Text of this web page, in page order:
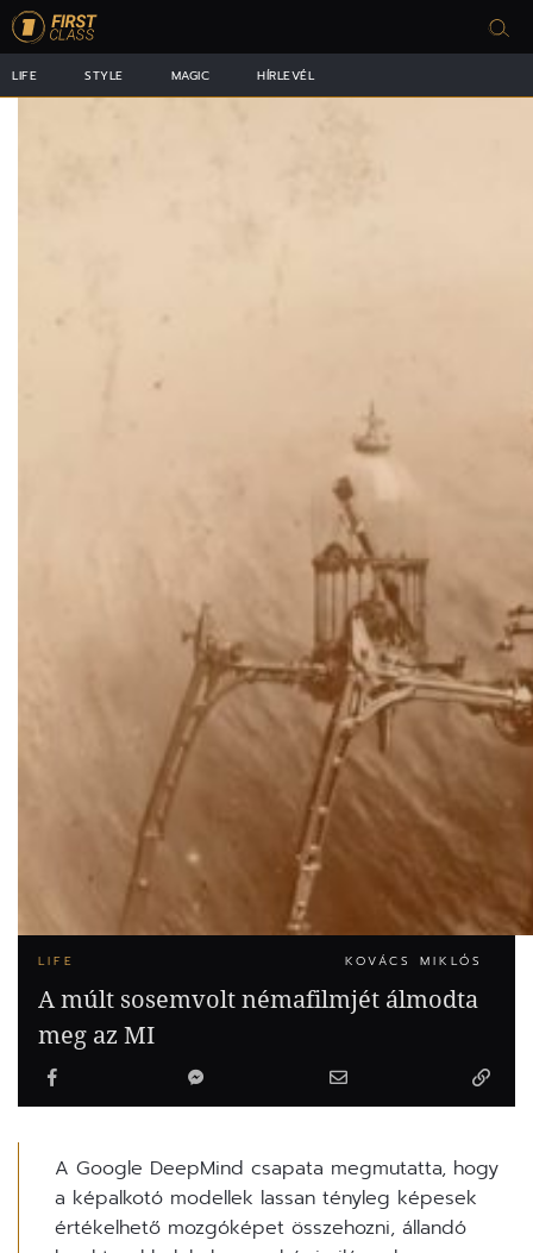
LIFE STYLE MAGIC HÍRLEVÉL
LIFE KOVÁCS MIKLÓS
A múlt sosemvolt némafilmjét álmodta
meg az MI
A Google DeepMind csapata megmutatta, hogy
a képalkotó modellek lassan tényleg képesek
értékelhető mozgóképet összehozni, állandó